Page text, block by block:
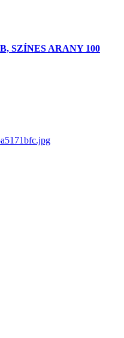
SZÍNES ARANY 100